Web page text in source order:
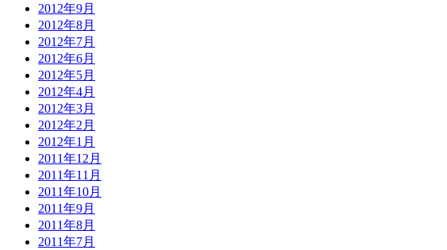
2012年9月
2012年8月
2012年7月
2012年6月
2012年5月
2012年4月
2012年3月
2012年2月
2012年1月
2011年12月
2011年11月
2011年10月
2011年9月
2011年8月
2011年7月